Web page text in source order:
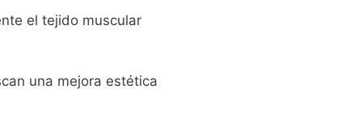
el tejido muscular
una mejora estética